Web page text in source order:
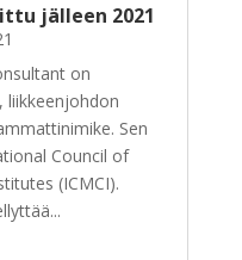
jälleen 2021
on
liikkeenjohdon
Sen
Council of
(ICMCI).